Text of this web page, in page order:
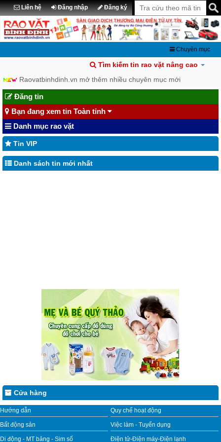
Liên hệ Đăng nhập Đăng ký
Chuyên mục
Tìm kiếm tin rao vặt nâng cao
Raovatbinhdinh.vn mở thêm nhiều chuyên mục mới
Đăng tin
Bạn đang xem tin Toàn tỉnh
Danh mục rao vặt
Tin VIP
Danh sách tin mới nhất
Cửa hàng
Hướng dẫn Quy chế hoạt động
Bất động sản Việc làm - Tuyển dụng
Di động - MT bảng - Sim số Điện tử-Điện máy-Điện lạnh